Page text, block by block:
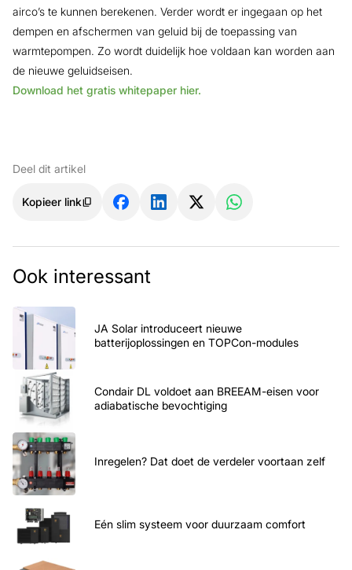
airco’s te kunnen berekenen. Verder wordt er ingegaan op het
dempen en afschermen van geluid bij de toepassing van
warmtepompen. Zo wordt duidelijk hoe voldaan kan worden aan
de nieuwe geluidseisen.
Download het gratis whitepaper hier.
Deel dit artikel
Kopieer link
Ook interessant
JA Solar introduceert nieuwe
batterijoplossingen en TOPCon-modules
Condair DL voldoet aan BREEAM-eisen voor
adiabatische bevochtiging
Inregelen? Dat doet de verdeler voortaan zelf
Eén slim systeem voor duurzaam comfort